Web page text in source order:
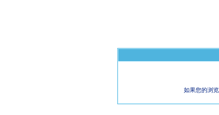
如果您的浏